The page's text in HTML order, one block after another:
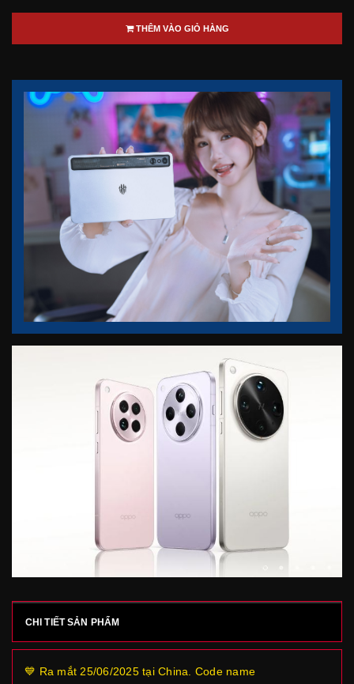
THÊM VÀO GIỎ HÀNG
CHI TIẾT SẢN PHẨM
💙 Ra mắt 25/06/2025 tại China. Code name